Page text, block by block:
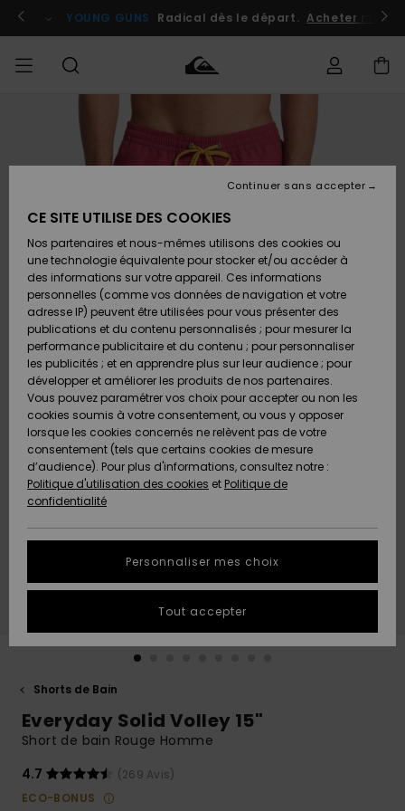
l'information
le
Se connecter / s'inscrire
YOUNG GUNS Radical dès le départ. Acheter
Vêtements
Chaussures
& Tongs
Surf
Snow
Nouveautés
A
Découvrir
Vêtements
Chaussures
& Tongs
Surf
Snow
Nouveautés
A
Découvrir
FEMME
Shop
A
Découvrir
Snow
SURF
Surf
Homme
Surf
Shop
Enfant
Highlights
Communauté
SNOW
Snow
Homme
Snow
Shop
Enfant
Snow
Shop
Femme
A
Découvrir
Communauté
OUTLET
Outlet
Enfant
Outlet
Femme
AIDE &
CONTACT
Accéder à
commande
Retours
Paiement
Carte
Cadeau
Quiksilver
Freedom
Protection
des
tailles
conversation
plus rapide
à votre
question.
Démarrer
MAGASINS
QUIKSILVER
Shorts de Bain
Everyday Solid Volley 15"
Short de bain Rouge Homme
4.7
(269 Avis)
ECO-BONUS
CE SITE UTILISE DES COOKIES
Nos partenaires et nous-mêmes utilisons des cookies ou
une technologie équivalente pour stocker et/ou accéder à
des informations sur votre appareil. Ces informations
personnelles (comme vos données de navigation et votre
adresse IP) peuvent être utilisées pour vous présenter des
publications et du contenu personnalisés ; pour mesurer la
performance publicitaire et du contenu ; pour personnaliser
les publicités ; et en apprendre plus sur leur audience ; pour
développer et améliorer les produits de nos partenaires.
Vous pouvez paramétrer vos choix pour accepter ou non les
cookies soumis à votre consentement, ou vous y opposer
lorsque les cookies concernés ne relèvent pas de votre
consentement (tels que certains cookies de mesure
d’audience). Pour plus d'informations, consultez notre :
Politique d'utilisation des cookies et Politique de
confidentialité
Personnaliser mes choix
Continuer sans accepter
Tout accepter